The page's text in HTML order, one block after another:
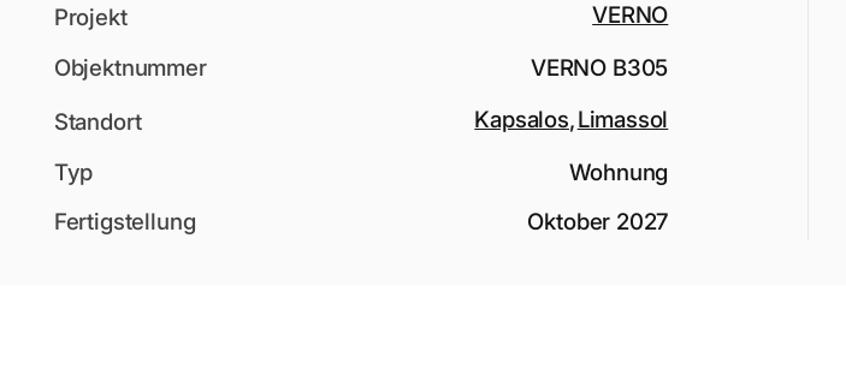
Projekt
VERNO
Objektnummer
VERNO B305
Standort
Kapsalos,Limassol
Typ
Wohnung
Fertigstellung
Oktober 2027